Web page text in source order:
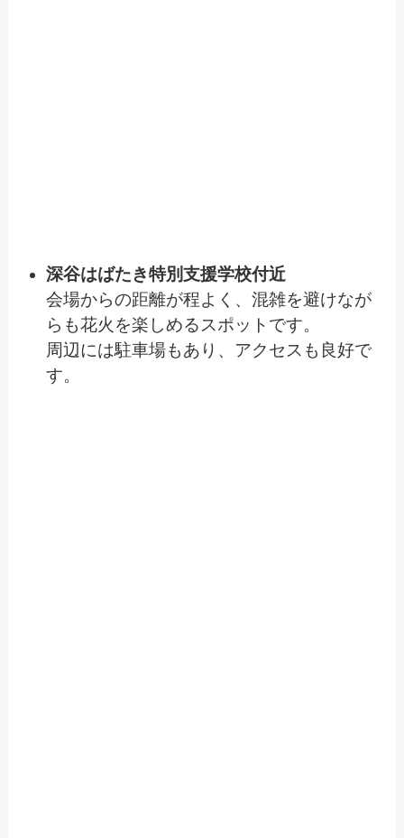
深谷はばたき特別支援学校付近
会場からの距離が程よく、混雑を避けなが
らも花火を楽しめるスポットです。
周辺には駐車場もあり、アクセスも良好で
す。